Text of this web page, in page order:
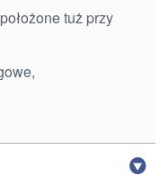
tuż przy